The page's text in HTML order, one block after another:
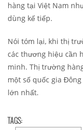
hàng tại Việt Nam
dùng kế tiếp.
Nói tóm lại, khi thị
các thương hiệu cần
minh. Thị trường
một số quốc gia
lớn nhất.
TAGS: